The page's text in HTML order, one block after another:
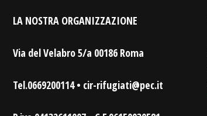
LA NOSTRA ORGANIZZAZIONE
Via del Velabro 5/a 00186 Roma
Tel.0669200114 • cir-rifugiati@pec.it